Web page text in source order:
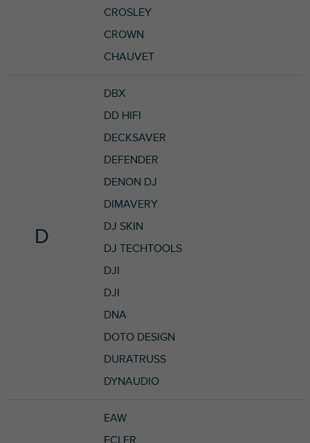
CROSLEY
CROWN
CHAUVET
D
DBX
DD HIFI
DECKSAVER
DEFENDER
DENON DJ
DIMAVERY
DJ SKIN
DJ TECHTOOLS
DJI
DJI
DNA
DOTO DESIGN
DURATRUSS
DYNAUDIO
EAW
ECLER